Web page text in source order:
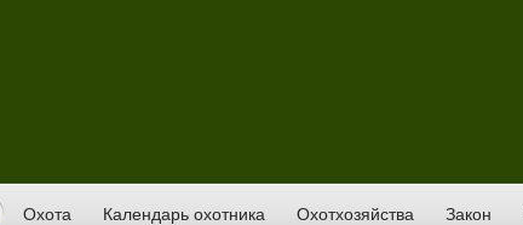
Охота Календарь охотника Охотхозяйства Закон